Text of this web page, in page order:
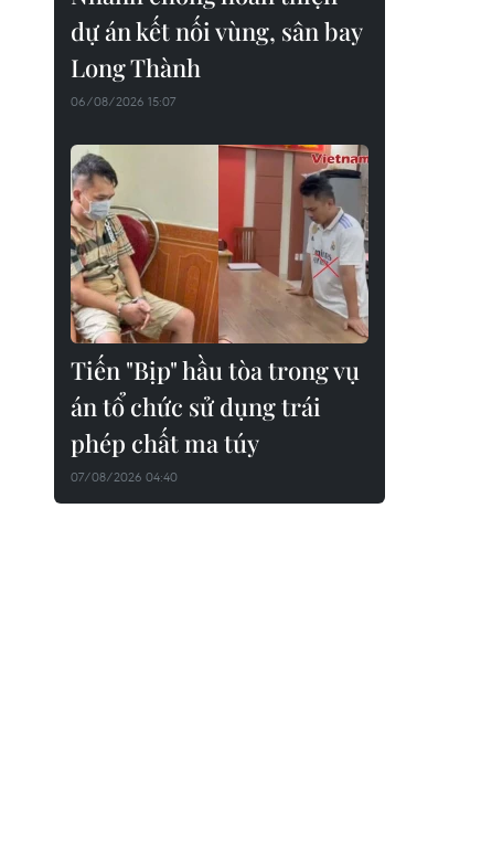
dự án kết nối vùng, sân bay
Long Thành
06/08/2026 15:07
Tiến "Bịp" hầu tòa trong vụ
án tổ chức sử dụng trái
phép chất ma túy
07/08/2026 04:40